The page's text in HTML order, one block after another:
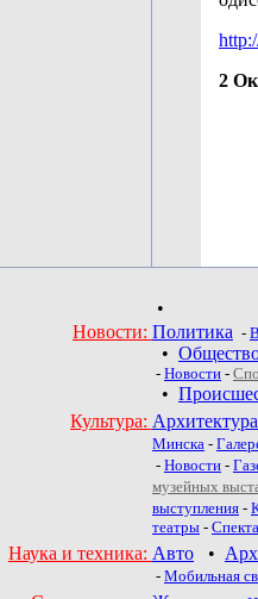
2
•
Новости: Политика -
•
- Новости -
•
Культура: Архитектура
Минска -
- Новости -
музейных
выступления -
театры -
Наука и техника: Авто •
- Мобильная